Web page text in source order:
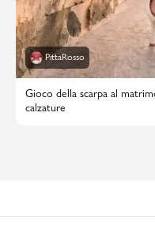
PittaRosso
Gioco della scarpa al
calzature